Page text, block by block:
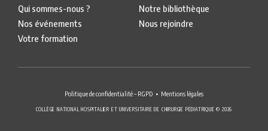
Qui sommes-nous ?
Nos événements
Votre formation
Notre bibliothèque
Nous rejoindre
Politique de confidentialité – RGPD Mentions légales
COLLÈGE NATIONAL HOSPITALIER ET UNIVERSITAIRE DE CHIRURGIE PÉDIATRIQUE © 2026